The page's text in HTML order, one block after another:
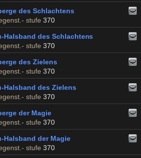
des Schlachtens
stufe 370
Halsband des Schlachtens
stufe 370
des Zielens
stufe 370
Halsband des Zielens
stufe 370
der Magie
stufe 370
Halsband der Magie
stufe 370